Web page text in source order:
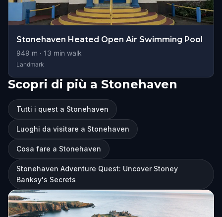
Stonehaven Heated Open Air Swimming Pool
949 m · 13 min walk
Landmark
Scopri di più a Stonehaven
Tutti i quest a Stonehaven
Luoghi da visitare a Stonehaven
Cosa fare a Stonehaven
Stonehaven Adventure Quest: Uncover Stoney
Banksy's Secrets